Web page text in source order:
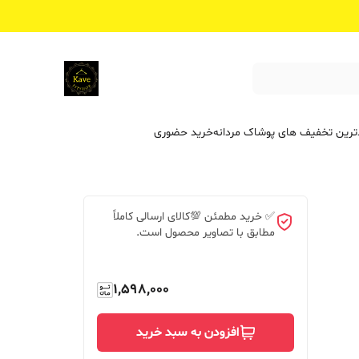
تخفیف ‌های پوشاک مردانهخرید حضوری
✅ خرید مطمئن 💯کالای ارسالی کاملاً
مطابق با تصاویر محصول است.
1,598,000
افزودن به سبد خرید